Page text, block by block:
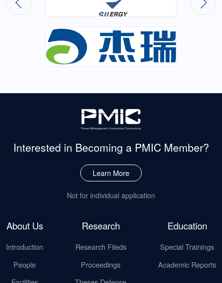
Interested in Becoming a PMIC Member?
Learn More
Not for individual application
About Us
Introduction
People
Research
Research Fileds
Proceedings
Education
Special Trainings
Academic Reports